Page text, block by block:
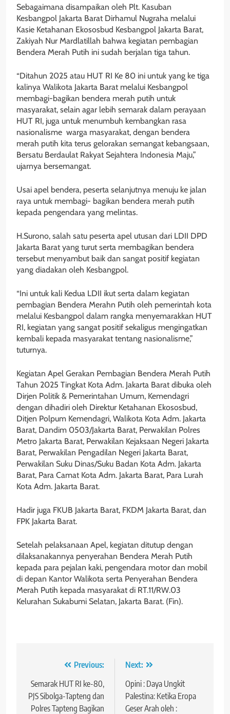
Sebagaimana disampaikan oleh Plt. Kasuban
Kesbangpol Jakarta Barat Dirhamul Nugraha melalui
Kasie Ketahanan Ekososbud Kesbangpol Jakarta Barat,
Zakiyah Nur Mardlatillah bahwa kegiatan pembagian
Bendera Merah Putih ini sudah berjalan tiga tahun.
“Ditahun 2025 atau HUT RI Ke 80 ini untuk yang ke tiga
kalinya Walikota Jakarta Barat melalui Kesbangpol
membagi-bagikan bendera merah putih untuk
masyarakat, selain agar lebih semarak dalam perayaan
HUT RI, juga untuk menumbuh kembangkan rasa
nasionalisme warga masyarakat, dengan bendera
merah putih kita terus gelorakan semangat kebangsaan,
Bersatu Berdaulat Rakyat Sejahtera Indonesia Maju,”
ujarnya bersemangat.
Usai apel bendera, peserta selanjutnya menuju ke jalan
raya untuk membagi- bagikan bendera merah putih
kepada pengendara yang melintas.
H.Surono, salah satu peserta apel utusan dari LDII DPD
Jakarta Barat yang turut serta membagikan bendera
tersebut menyambut baik dan sangat positif kegiatan
yang diadakan oleh Kesbangpol.
“Ini untuk kali Kedua LDII ikut serta dalam kegiatan
pembagian Bendera Merahn Putih oleh pemerintah kota
melalui Kesbangpol dalam rangka menyemarakkan HUT
RI, kegiatan yang sangat positif sekaligus mengingatkan
kembali kepada masyarakat tentang nasionalisme,”
tuturnya.
Kegiatan Apel Gerakan Pembagian Bendera Merah Putih
Tahun 2025 Tingkat Kota Adm. Jakarta Barat dibuka oleh
Dirjen Politik & Pemerintahan Umum, Kemendagri
dengan dihadiri oleh Direktur Ketahanan Ekososbud,
Ditjen Polpum Kemendagri, Walikota Kota Adm. Jakarta
Barat, Dandim 0503/Jakarta Barat, Perwakilan Polres
Metro Jakarta Barat, Perwakilan Kejaksaan Negeri Jakarta
Barat, Perwakilan Pengadilan Negeri Jakarta Barat,
Perwakilan Suku Dinas/Suku Badan Kota Adm. Jakarta
Barat, Para Camat Kota Adm. Jakarta Barat, Para Lurah
Kota Adm. Jakarta Barat.
Hadir juga FKUB Jakarta Barat, ⁠FKDM Jakarta Barat, dan
FPK Jakarta Barat.
Setelah pelaksanaan Apel, kegiatan ditutup dengan
dilaksanakannya penyerahan Bendera Merah Putih
kepada para pejalan kaki, pengendara motor dan mobil
di depan Kantor Walikota serta Penyerahan Bendera
Merah Putih kepada masyarakat di RT.11/RW.03
Kelurahan Sukabumi Selatan, Jakarta Barat. (Fin).
Navigasi
pos
Previous:
Semarak HUT RI ke-80,
PJS Sibolga-Tapteng dan
Polres Tapteng Bagikan
Next:
Opini : Daya Ungkit
Palestina: Ketika Eropa
Geser Arah oleh :